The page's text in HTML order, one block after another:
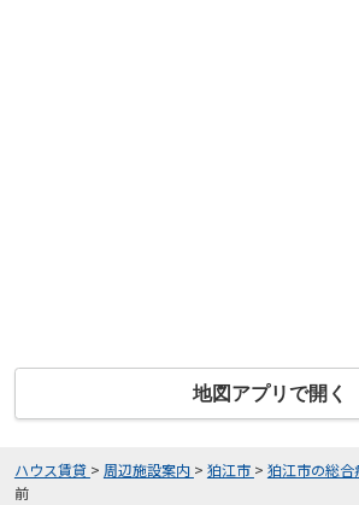
地図アプリで開く
ハウス賃貸 > 周辺施設案内 > 狛江市 > 狛江市の総合
前